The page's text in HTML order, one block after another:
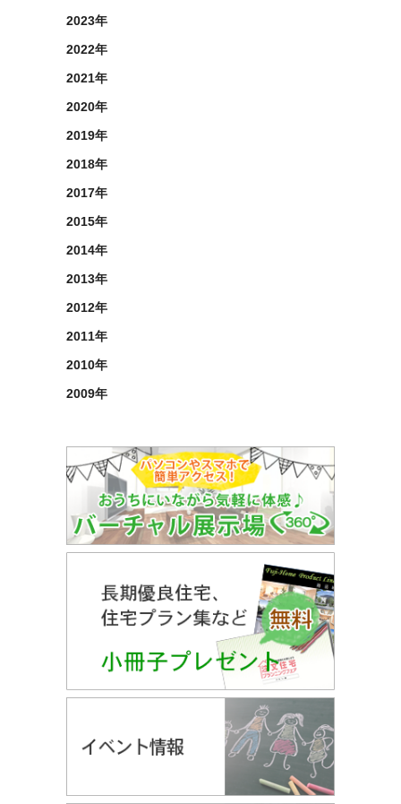
2023年
2022年
2021年
2020年
2019年
2018年
2017年
2015年
2014年
2013年
2012年
2011年
2010年
2009年